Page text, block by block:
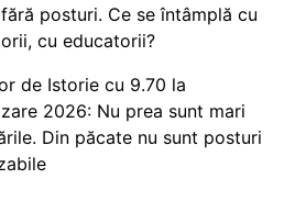
posturi. Ce se întâmplă cu
cu educatorii?
de Istorie cu 9.70 la
2026: Nu prea sunt mari
Din păcate nu sunt posturi